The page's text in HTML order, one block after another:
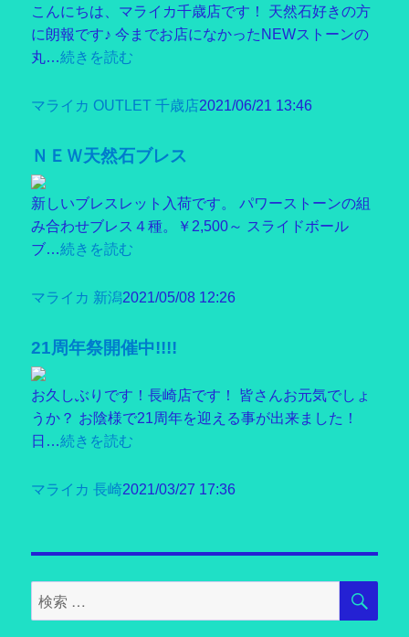
こんにちは、マライカ千歳店です！ 天然石好きの方
に朗報です♪ 今までお店になかったNEWストーンの
丸…続きを読む
マライカ OUTLET 千歳店2021/06/21 13:46
ＮＥＷ天然石ブレス
新しいブレスレット入荷です。 パワーストーンの組
み合わせブレス４種。￥2,500～ スライドボール
ブ…続きを読む
マライカ 新潟2021/05/08 12:26
21周年祭開催中!!!!
お久しぶりです！長崎店です！ 皆さんお元気でしょ
うか？ お陰様で21周年を迎える事が出来ました！
日…続きを読む
マライカ 長崎2021/03/27 17:36
検
索
検